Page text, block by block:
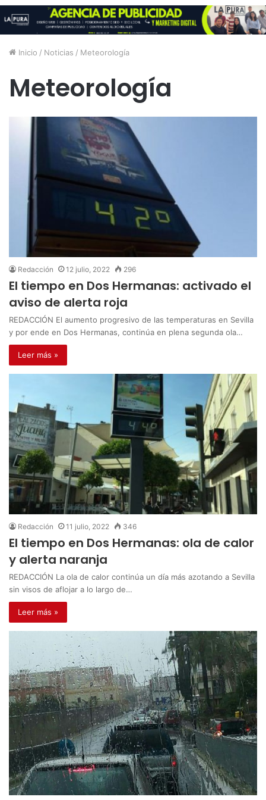
Inicio / Noticias / Meteorología
Meteorología
Redacción 12 julio, 2022 296
El tiempo en Dos Hermanas: activado el
aviso de alerta roja
REDACCIÓN El aumento progresivo de las temperaturas en Sevilla
y por ende en Dos Hermanas, continúa en plena segunda ola…
Leer más »
Redacción 11 julio, 2022 346
El tiempo en Dos Hermanas: ola de calor
y alerta naranja
REDACCIÓN La ola de calor continúa un día más azotando a Sevilla
sin visos de aflojar a lo largo de…
Leer más »